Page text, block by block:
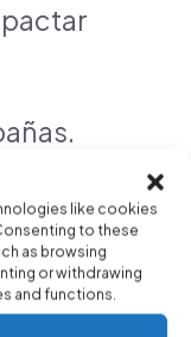
like cookies
to these
as browsing
or withdrawing
and functions.